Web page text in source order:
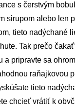
s čerstvým
sirupom alebo len
tieto nadýchané
Tak prečo
a pripravte sa
raňajkovou
tieto
chcieť vrátiť k